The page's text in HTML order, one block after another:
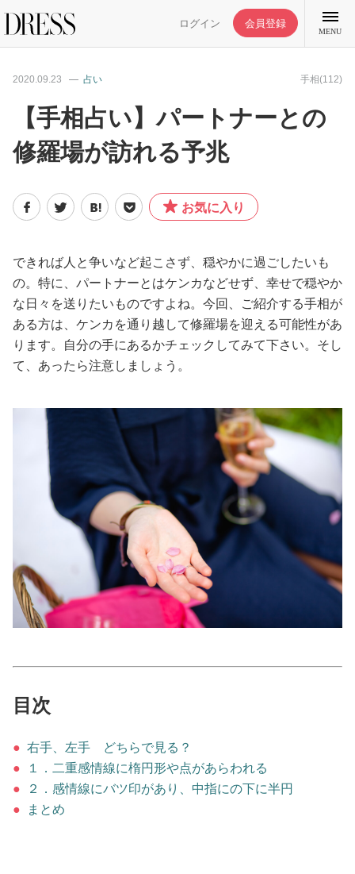
ログイン 会員登録
MENU
特集記事
DRESS部活
ファッション
恋愛/結婚/離婚
ワークスタイル
妊娠/出産/家族
ココロ/カラダ
グルメ
トラベル
カルチャー/エンタメ
性と愛
2020.09.23 占い 手相(112)
【手相占い】パートナーとの
修羅場が訪れる予兆
お気に入り
できれば人と争いなど起こさず、穏やかに過ごしたいも
の。特に、パートナーとはケンカなどせず、幸せで穏やか
な日々を送りたいものですよね。今回、ご紹介する手相が
ある方は、ケンカを通り越して修羅場を迎える可能性があ
ります。自分の手にあるかチェックしてみて下さい。そし
て、あったら注意しましょう。
目次
● 右手、左手 どちらで見る？
●
１．二重感情線に楕円形や点があらわれる
●
２．感情線にバツ印があり、中指にの下に半円
●
まとめ